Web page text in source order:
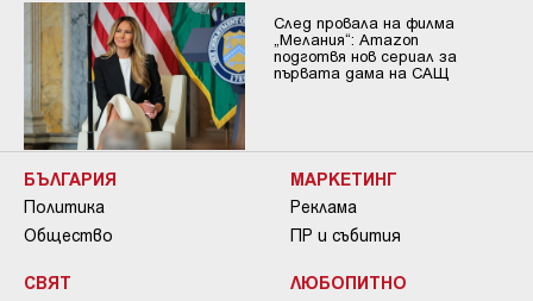
След провала на филма
„Мелания“: Amazon
подготвя нов сериал за
първата дама на САЩ
БЪЛГАРИЯ
Политика
Общество
СВЯТ
МАРКЕТИНГ
Реклама
ПР и събития
ЛЮБОПИТНО